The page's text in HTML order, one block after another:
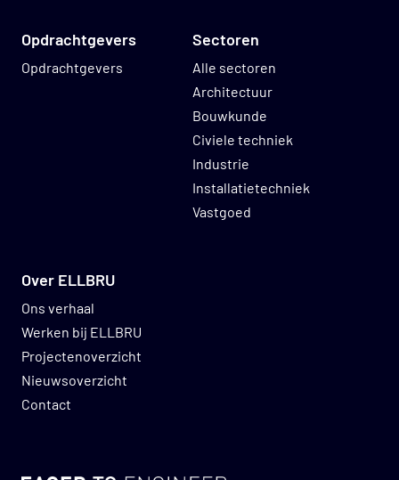
Sectoren
Alle sectoren
Architectuur
Bouwkunde
Civiele techniek
Industrie
Installatietechniek
Vastgoed
Opdrachtgevers
Opdrachtgevers
Over ELLBRU
Ons verhaal
Werken bij ELLBRU
Projectenoverzicht
Nieuwsoverzicht
Contact